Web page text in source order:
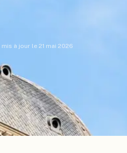
mis à jour le 21 mai 2026